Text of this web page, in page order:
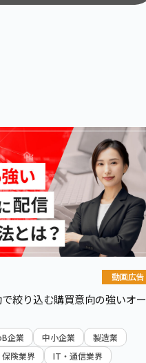
運用
運用
動画広告
絞り込む購買意向の強いオー
企業 中小企業
製造業
険業界
IT・通信業界